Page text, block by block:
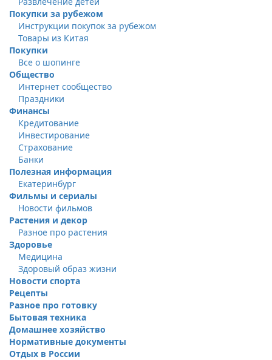
Покупки за рубежом
Инструкции покупок за рубежом
Товары из Китая
Покупки
Все о шопинге
Общество
Интернет сообщество
Праздники
Финансы
Кредитование
Инвестирование
Страхование
Банки
Полезная информация
Екатеринбург
Фильмы и сериалы
Новости фильмов
Растения и декор
Разное про растения
Здоровье
Медицина
Здоровый образ жизни
Новости спорта
Рецепты
Разное про готовку
Бытовая техника
Домашнее хозяйство
Нормативные документы
Отдых в России